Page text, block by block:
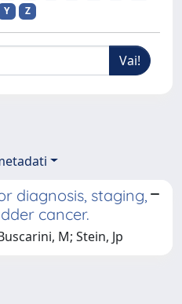
Y Z
diagnosis, staging,
cancer.
M; Stein, Jp